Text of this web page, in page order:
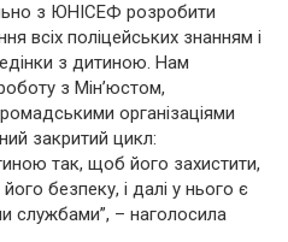
з ЮНІСЕФ розробити
всіх поліцейських знанням і
з дитиною. Нам
з Мін’юстом,
організаціями
закритий цикл:
так, щоб його захистити,
безпеку, і далі у нього є
службами”, – наголосила